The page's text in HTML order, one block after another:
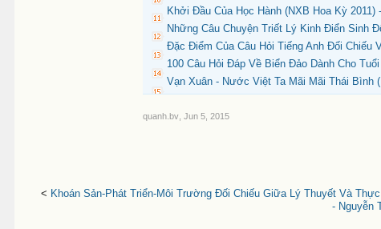
Khởi Đầu Của Học Hành (NXB Hoa Kỳ 2011)
Những Câu Chuyện Triết Lý Kinh Điển Sinh
Đặc Điểm Của Câu Hỏi Tiếng Anh Đối Chiếu
100 Câu Hỏi Đáp Về Biển Đảo Dành Cho
Vạn Xuân - Nước Việt Ta Mãi Mãi Thái Bình
quanh.bv Jun 5, 2015
< Khoán Sản-Phát Triển-Môi Trường Đối Chiếu Giữa Lý Thuyết Và
- Nguyễn